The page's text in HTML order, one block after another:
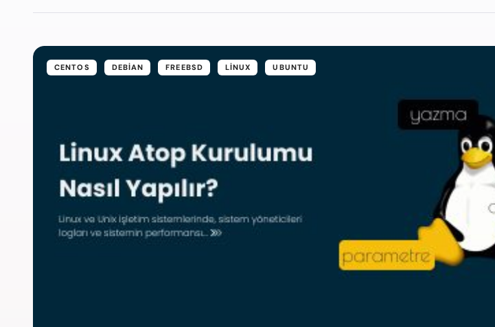
CENTOS DEBIAN FREEBSD LINUX UBUNTU